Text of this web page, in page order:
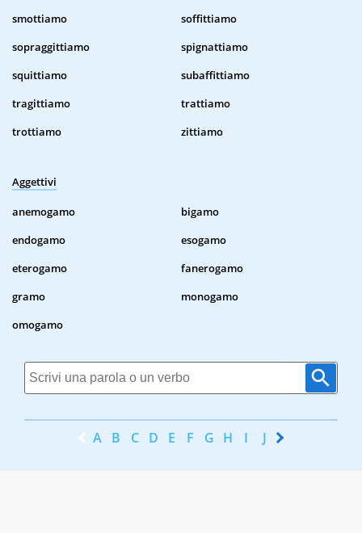
smottiamo
soffittiamo
sopraggittiamo
spignattiamo
squittiamo
subaffittiamo
tragittiamo
trattiamo
trottiamo
zittiamo
Aggettivi
anemogamo
bigamo
endogamo
esogamo
eterogamo
fanerogamo
gramo
monogamo
omogamo
A B C D E F G H I J K